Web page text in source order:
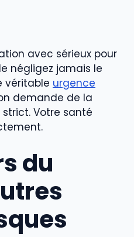
avec sérieux pour
négligez jamais le
véritable urgence
demande de la
Votre santé
du